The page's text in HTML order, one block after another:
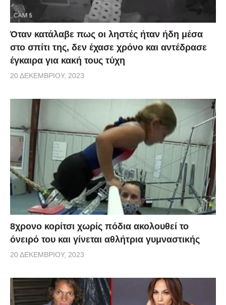
Όταν κατάλαβε πως οι ληστές ήταν ήδη μέσα
στο σπίτι της, δεν έχασε χρόνο και αντέδρασε
έγκαιρα για κακή τους τύχη
20 ΔΕΚΕΜΒΡΊΟΥ, 2023
8χρονο κορίτσι χωρίς πόδια ακολουθεί το
όνειρό του και γίνεται αθλήτρια γυμναστικής
20 ΔΕΚΕΜΒΡΊΟΥ, 2023